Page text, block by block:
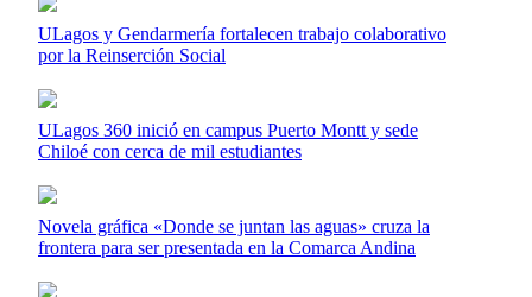
ULagos y Gendarmería fortalecen trabajo colaborativo
por la Reinserción Social
ULagos 360 inició en campus Puerto Montt y sede
Chiloé con cerca de mil estudiantes
Novela gráfica «Donde se juntan las aguas» cruza la
frontera para ser presentada en la Comarca Andina